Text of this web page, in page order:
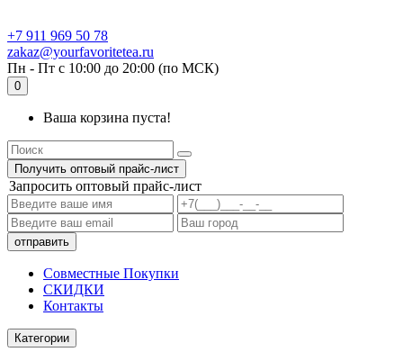
+7 911 969 50 78
zakaz@yourfavoritetea.ru
Пн - Пт с 10:00 до 20:00 (по МСК)
0
Ваша корзина пуста!
Получить оптовый прайс-лист
Запросить оптовый прайс-лист
Совместные Покупки
СКИДКИ
Контакты
Категории